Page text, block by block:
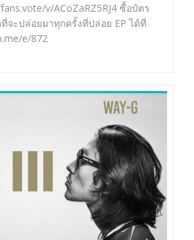
v/ACoZaRZ5RJ4 ซื้อบัตร
จะปล่อยมาทุกครั้งที่ปล่อย EP ได้ที่
e/872